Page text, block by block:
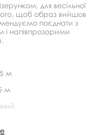
для весільної
щоб образ вийшов
поєднати з
і напівпрозорими
м
м